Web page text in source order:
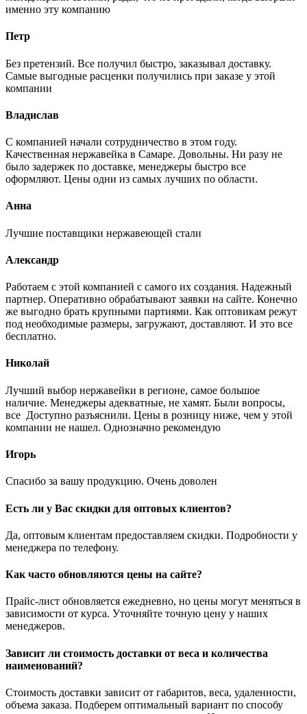
именно эту компанию
Петр
Без претензий. Все получил быстро, заказывал доставку.
Самые выгодные расценки получились при заказе у этой
компании
Владислав
С компанией начали сотрудничество в этом году.
Качественная нержавейка в Самаре. Довольны. Ни разу не
было задержек по доставке, менеджеры быстро все
оформляют. Цены одни из самых лучших по области.
Анна
Лучшие поставщики нержавеющей стали
Александр
Работаем с этой компанией с самого их создания. Надежный
партнер. Оперативно обрабатывают заявки на сайте. Конечно
же выгодно брать крупными партиями. Как оптовикам режут
под необходимые размеры, загружают, доставляют. И это все
бесплатно.
Николай
Лучший выбор нержавейки в регионе, самое большое
наличие. Менеджеры адекватные, не хамят. Были вопросы,
все Доступно разъяснили. Цены в розницу ниже, чем у этой
компании не нашел. Однозначно рекомендую
Игорь
Спасибо за вашу продукцию. Очень доволен
Есть ли у Вас скидки для оптовых клиентов?
Да, оптовым клиентам предоставляем скидки. Подробности у
менеджера по телефону.
Как часто обновляются цены на сайте?
Прайс-лист обновляется ежедневно, но цены могут меняться в
зависимости от курса. Уточняйте точную цену у наших
менеджеров.
Зависит ли стоимость доставки от веса и количества
наименований?
Стоимость доставки зависит от габаритов, веса, удаленности,
объема заказа. Подберем оптимальный вариант по способу